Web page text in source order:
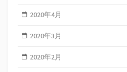
2020年4月
2020年3月
2020年2月